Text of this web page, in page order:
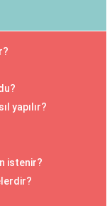
yapılır?
istenir?